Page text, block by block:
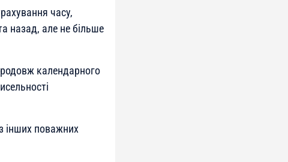
часу,
назад, але не більше
календарного
інших поважних